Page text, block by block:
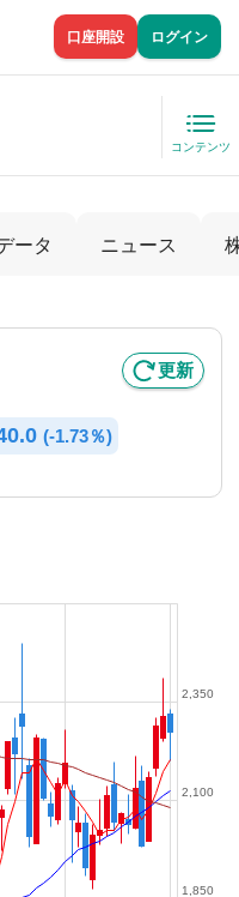
口座開設 ログイン
コンテンツ
ータ ニュース
更新
(-1.73％)
1,850
2,100
2,350